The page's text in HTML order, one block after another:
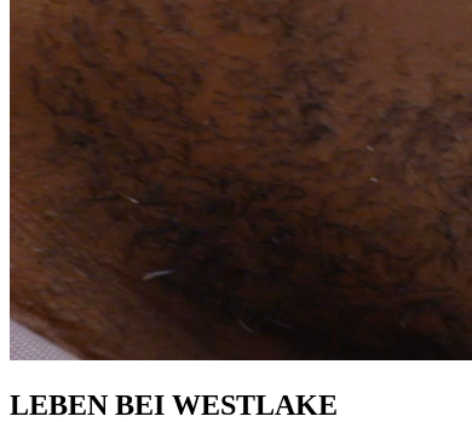
LEBEN BEI WESTLAKE